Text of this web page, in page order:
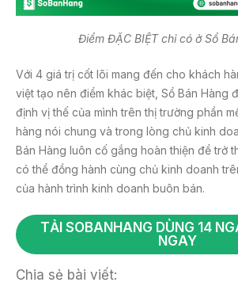
Điểm ĐẶC BIỆT chỉ có ở Sổ
Với 4 giá trị cốt lõi mang đến cho khách
việt tạo nên điểm khác biệt, Sổ Bán Hàng
định vị thế của mình trên thị trường phần
hàng nói chung và trong lòng chủ kinh
Bán Hàng luôn cố gắng hoàn thiện để trở
có thể đồng hành cùng chủ kinh doanh
của hành trình kinh doanh buôn bán.
TẢI SOBANHANG DÙNG 14
NGAY
Chia sẻ bài viết: